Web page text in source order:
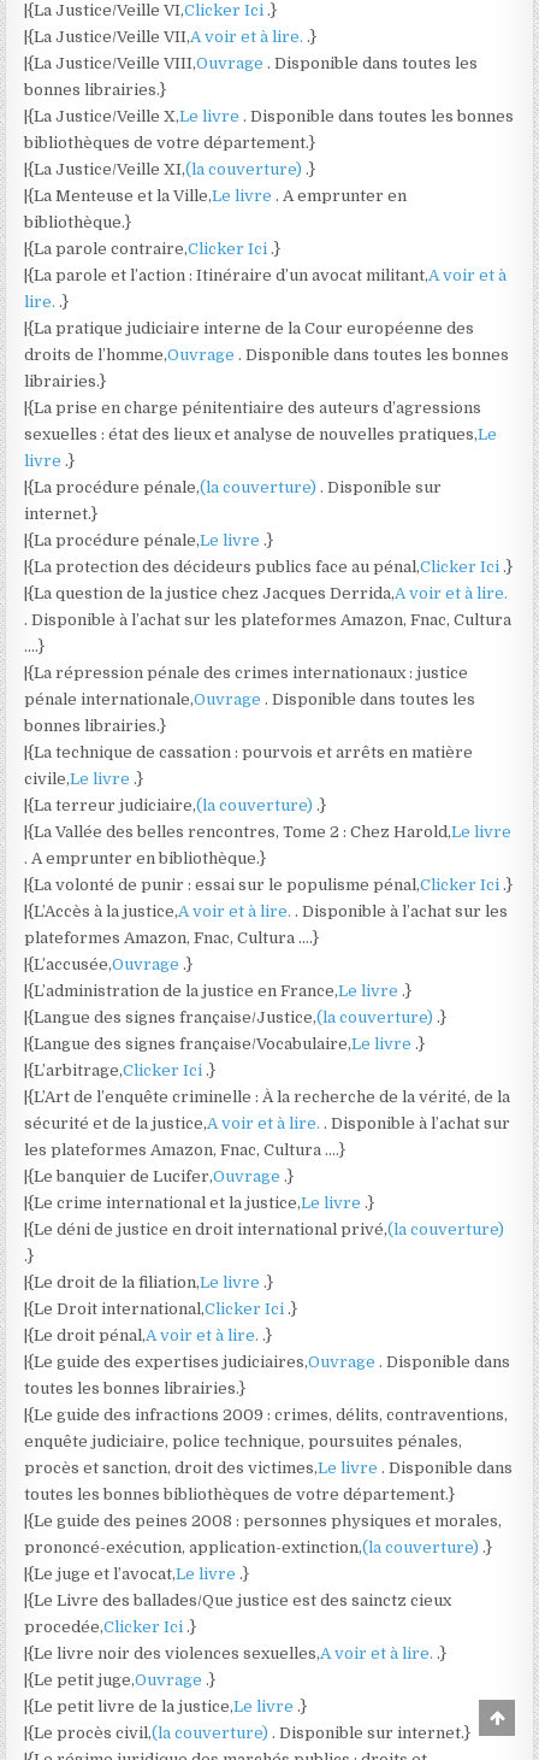
|{La Justice/Veille VI,Clicker Ici.}
|{La Justice/Veille VII,A voir et à lire..}
|{La Justice/Veille VIII,Ouvrage. Disponible dans toutes les
bonnes librairies.}
|{La Justice/Veille X,Le livre. Disponible dans toutes les bonnes
bibliothèques de votre département.}
|{La Justice/Veille XI,(la couverture).}
|{La Menteuse et la Ville,Le livre. A emprunter en
bibliothèque.}
|{La parole contraire,Clicker Ici.}
|{La parole et l’action : Itinéraire d’un avocat militant,A voir et à
lire..}
|{La pratique judiciaire interne de la Cour européenne des
droits de l’homme,Ouvrage. Disponible dans toutes les bonnes
librairies.}
|{La prise en charge pénitentiaire des auteurs d’agressions
sexuelles : état des lieux et analyse de nouvelles pratiques,Le
livre.}
|{La procédure pénale,(la couverture). Disponible sur
internet.}
|{La procédure pénale,Le livre.}
|{La protection des décideurs publics face au pénal,Clicker Ici.}
|{La question de la justice chez Jacques Derrida,A voir et à lire.
. Disponible à l’achat sur les plateformes Amazon, Fnac, Cultura
….}
|{La répression pénale des crimes internationaux : justice
pénale internationale,Ouvrage. Disponible dans toutes les
bonnes librairies.}
|{La technique de cassation : pourvois et arrêts en matière
civile,Le livre.}
|{La terreur judiciaire,(la couverture).}
|{La Vallée des belles rencontres, Tome 2 : Chez Harold,Le livre
. A emprunter en bibliothèque.}
|{La volonté de punir : essai sur le populisme pénal,Clicker Ici.}
|{L’Accès à la justice,A voir et à lire.. Disponible à l’achat sur les
plateformes Amazon, Fnac, Cultura ….}
|{L’accusée,Ouvrage.}
|{L’administration de la justice en France,Le livre.}
|{Langue des signes française/Justice,(la couverture).}
|{Langue des signes française/Vocabulaire,Le livre.}
|{L’arbitrage,Clicker Ici.}
|{L’Art de l’enquête criminelle : À la recherche de la vérité, de la
sécurité et de la justice,A voir et à lire.. Disponible à l’achat sur
les plateformes Amazon, Fnac, Cultura ….}
|{Le banquier de Lucifer,Ouvrage.}
|{Le crime international et la justice,Le livre.}
|{Le déni de justice en droit international privé,(la couverture)
.}
|{Le droit de la filiation,Le livre.}
|{Le Droit international,Clicker Ici.}
|{Le droit pénal,A voir et à lire..}
|{Le guide des expertises judiciaires,Ouvrage. Disponible dans
toutes les bonnes librairies.}
|{Le guide des infractions 2009 : crimes, délits, contraventions,
enquête judiciaire, police technique, poursuites pénales,
procès et sanction, droit des victimes,Le livre. Disponible dans
toutes les bonnes bibliothèques de votre département.}
|{Le guide des peines 2008 : personnes physiques et morales,
prononcé-exécution, application-extinction,(la couverture).}
|{Le juge et l’avocat,Le livre.}
|{Le Livre des ballades/Que justice est des sainctz cieux
procedée,Clicker Ici.}
|{Le livre noir des violences sexuelles,A voir et à lire..}
|{Le petit juge,Ouvrage.}
|{Le petit livre de la justice,Le livre.}
|{Le procès civil,(la couverture). Disponible sur internet.}
to
Top